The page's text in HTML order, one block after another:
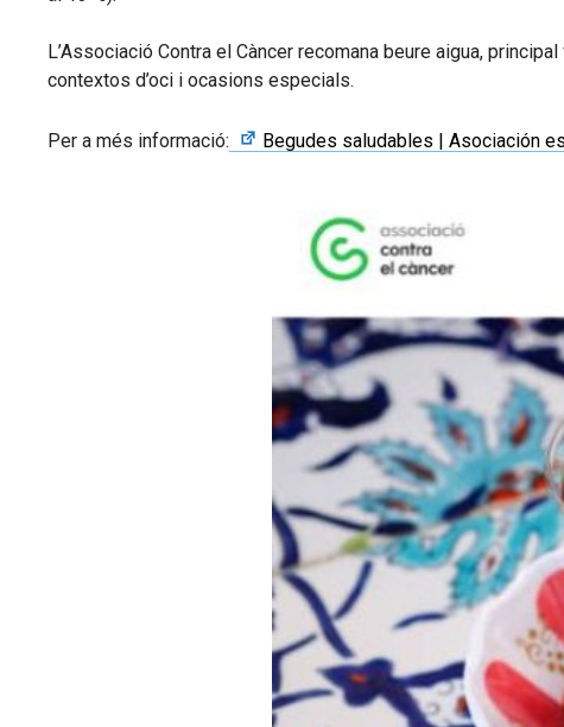
L’Associació Contra el Càncer recomana beure aigua,
contextos d’oci i ocasions especials.
Per a més informació: Begudes saludables | Asociación